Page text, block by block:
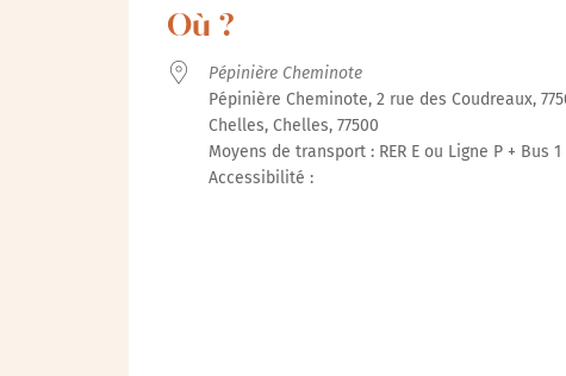
Où ?
Pépinière Cheminote
Pépinière Cheminote, 2 rue des Coudreaux,
Chelles, Chelles, 77500
Moyens de transport : RER E ou Ligne P + Bus 1
Accessibilité :